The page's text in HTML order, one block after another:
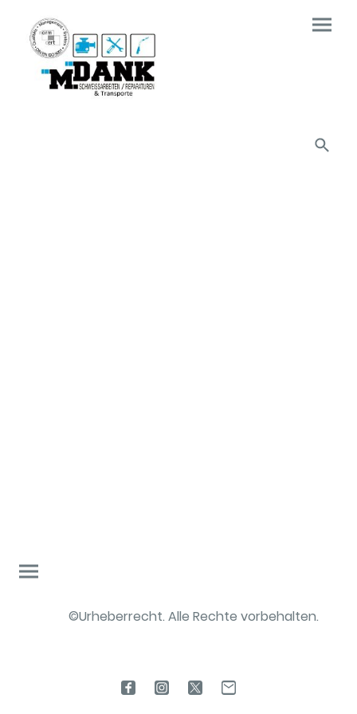
©Urheberrecht. Alle Rechte vorbehalten.